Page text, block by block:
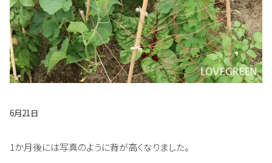
6月21日
1か月後には写真のように背が高くなりました。